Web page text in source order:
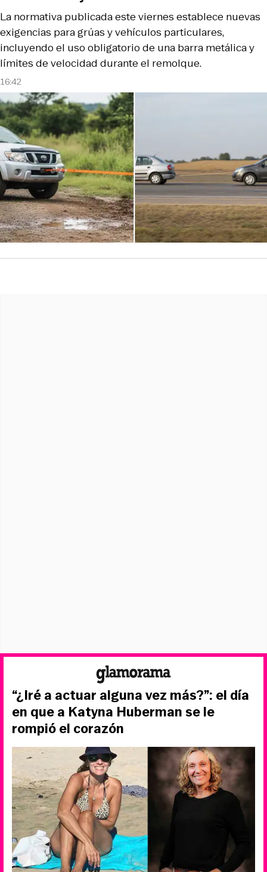
16:42
La normativa publicada este viernes establece nuevas
exigencias para grúas y vehículos particulares,
incluyendo el uso obligatorio de una barra metálica y
límites de velocidad durante el remolque.
“¿Iré a actuar alguna vez más?”: el día
en que a Katyna Huberman se le
rompió el corazón